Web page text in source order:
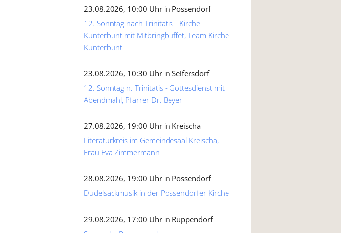
23.08.2026, 10:00 Uhr in Possendorf
12. Sonntag nach Trinitatis - Kirche
Kunterbunt mit Mitbringbuffet, Team Kirche
Kunterbunt
23.08.2026, 10:30 Uhr in Seifersdorf
12. Sonntag n. Trinitatis - Gottesdienst mit
Abendmahl, Pfarrer Dr. Beyer
27.08.2026, 19:00 Uhr in Kreischa
Literaturkreis im Gemeindesaal Kreischa,
Frau Eva Zimmermann
28.08.2026, 19:00 Uhr in Possendorf
Dudelsackmusik in der Possendorfer Kirche
29.08.2026, 17:00 Uhr in Ruppendorf